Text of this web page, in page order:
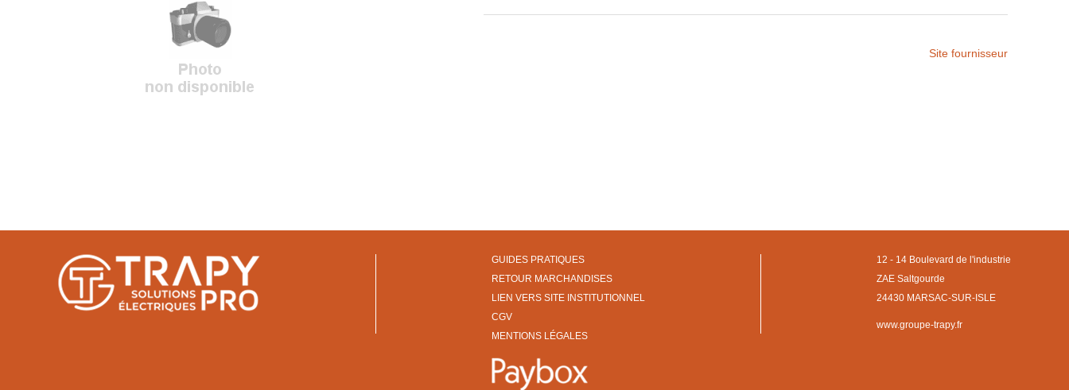
Site fournisseur
GUIDES PRATIQUES
RETOUR MARCHANDISES
LIEN VERS SITE INSTITUTIONNEL
CGV
MENTIONS LÉGALES
12 - 14 Boulevard de l'industrie
ZAE Saltgourde
24430 MARSAC-SUR-ISLE
www.groupe-trapy.fr